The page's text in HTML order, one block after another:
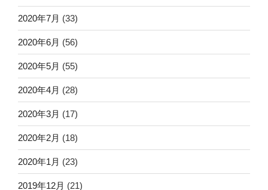
2020年7月 (33)
2020年6月 (56)
2020年5月 (55)
2020年4月 (28)
2020年3月 (17)
2020年2月 (18)
2020年1月 (23)
2019年12月 (21)